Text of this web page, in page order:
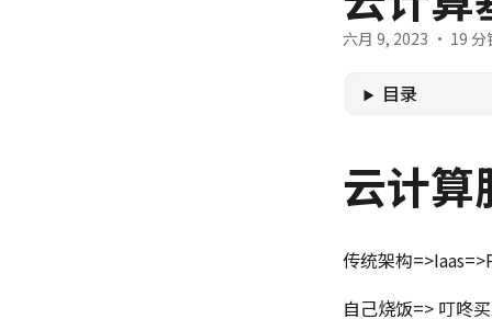
六月 9, 2023 · 19
目录
云计算
传统架构
自己烧饭=> 叮咚